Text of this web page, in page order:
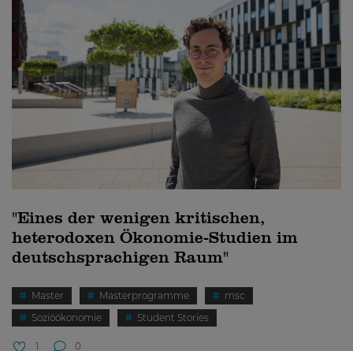
"Eines der wenigen kritischen,
heterodoxen Ökonomie-Studien im
deutschsprachigen Raum"
Master Masterprogramme
msc
Soziöökonomie
Student Stories
1 0